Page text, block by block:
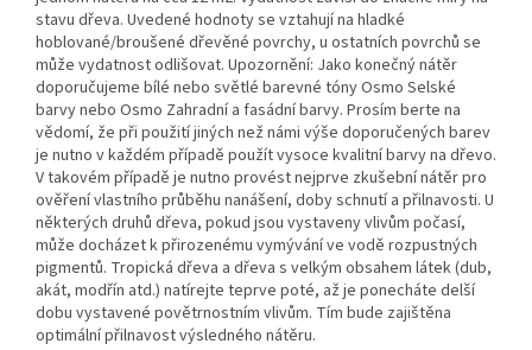
stavu dřeva. Uvedené hodnoty se vztahují na hladké
hoblované/broušené dřevěné povrchy, u ostatních povrchů se
může vydatnost odlišovat. Upozornění: Jako konečný nátěr
doporučujeme bílé nebo světlé barevné tóny Osmo Selské
barvy nebo Osmo Zahradní a fasádní barvy. Prosím berte na
vědomí, že při použití jiných než námi výše doporučených barev
je nutno v každém případě použít vysoce kvalitní barvy na dřevo.
V takovém případě je nutno provést nejprve zkušební nátěr pro
ověření vlastního průběhu nanášení, doby schnutí a přilnavosti. U
některých druhů dřeva, pokud jsou vystaveny vlivům počasí,
může docházet k přirozenému vymývání ve vodě rozpustných
pigmentů. Tropická dřeva a dřeva s velkým obsahem látek (dub,
akát, modřín atd.) natírejte teprve poté, až je ponecháte delší
dobu vystavené povětrnostním vlivům. Tím bude zajištěna
optimální přilnavost výsledného nátěru.